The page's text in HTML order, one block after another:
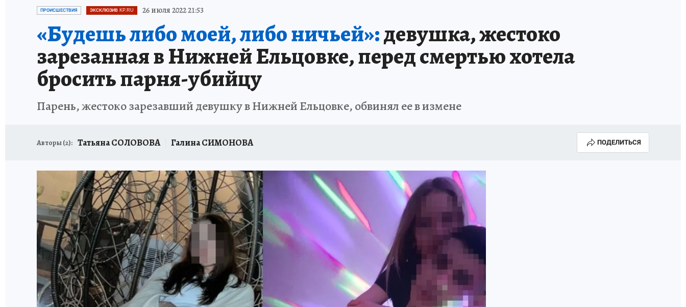
ОТДЫХ В РОССИИ ЗАПОВЕДНАЯ РОССИЯ
ПРОИСШЕСТВИЯ ЭКСКЛЮЗИВ KP.RU 26 июля 2022 21:53
«Будешь либо моей, либо ничьей»:девушка, жестоко
зарезанная в Нижней Ельцовке, перед смертью хотела
бросить парня-убийцу
Парень, жестоко зарезавший девушку в Нижней Ельцовке, обвинял ее в измене
Авторы (2): Татьяна СОЛОВОВА Галина СИМОНОВА ПОДЕЛИТЬСЯ